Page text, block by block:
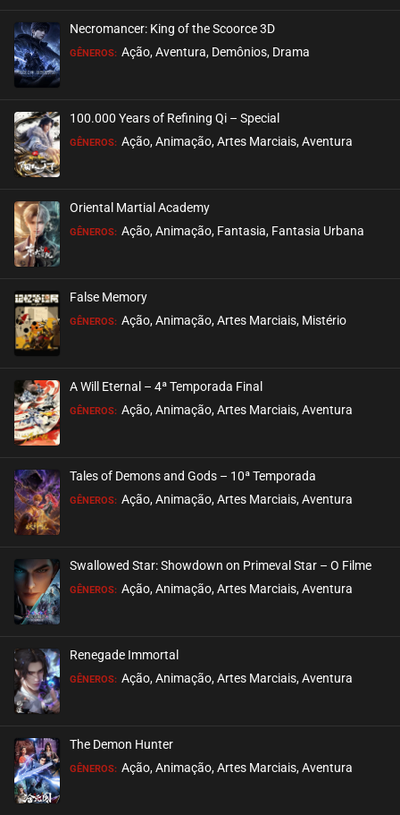
Necromancer: King of the Scoorce 3D
GÊNEROS: Ação, Aventura, Demônios, Drama
100.000 Years of Refining Qi – Special
GÊNEROS: Ação, Animação, Artes Marciais, Aventura
Oriental Martial Academy
GÊNEROS: Ação, Animação, Fantasia, Fantasia Urbana
False Memory
GÊNEROS: Ação, Animação, Artes Marciais, Mistério
A Will Eternal – 4ª Temporada Final
GÊNEROS: Ação, Animação, Artes Marciais, Aventura
Tales of Demons and Gods – 10ª Temporada
GÊNEROS: Ação, Animação, Artes Marciais, Aventura
Swallowed Star: Showdown on Primeval Star – O Filme
GÊNEROS: Ação, Animação, Artes Marciais, Aventura
Renegade Immortal
GÊNEROS: Ação, Animação, Artes Marciais, Aventura
The Demon Hunter
GÊNEROS: Ação, Animação, Artes Marciais, Aventura